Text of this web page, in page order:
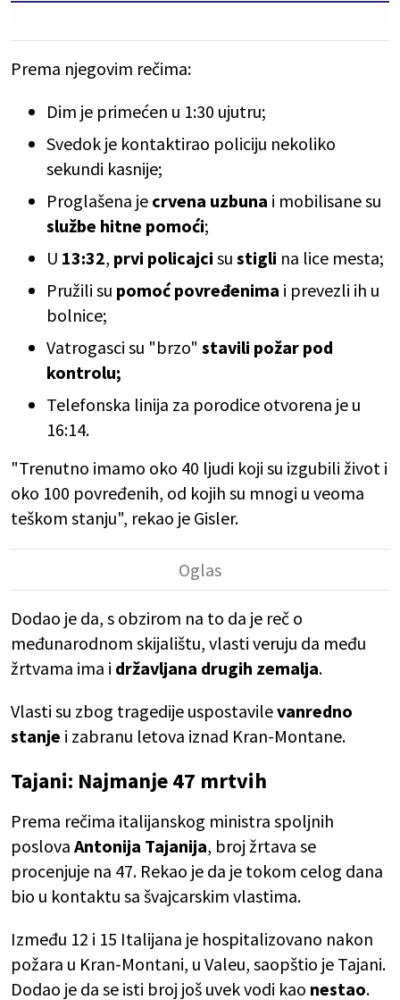
Prema njegovim rečima:
Dim je primećen u 1:30 ujutru;
Svedok je kontaktirao policiju nekoliko
sekundi kasnije;
Proglašena je crvena uzbuna i mobilisane su
službe hitne pomoći;
U 13:32, prvi policajci su stigli na lice mesta;
Pružili su pomoć povređenima i prevezli ih u
bolnice;
Vatrogasci su "brzo" stavili požar pod
kontrolu;
Telefonska linija za porodice otvorena je u
16:14.
"Trenutno imamo oko 40 ljudi koji su izgubili život i
oko 100 povređenih, od kojih su mnogi u veoma
teškom stanju", rekao je Gisler.
Dodao je da, s obzirom na to da je reč o
međunarodnom skijalištu, vlasti veruju da među
žrtvama ima i državljana drugih zemalja.
Vlasti su zbog tragedije uspostavilevanredno
stanje i zabranu letova iznad Kran-Montane.
Tajani: Najmanje 47 mrtvih
Prema rečima italijanskog ministra spoljnih
poslova Antonija Tajanija, broj žrtava se
procenjuje na 47. Rekao je da je tokom celog dana
bio u kontaktu sa švajcarskim vlastima.
Između 12 i 15 Italijana je hospitalizovano nakon
požara u Kran-Montani, u Valeu, saopštio je Tajani.
Dodao je da se isti broj još uvek vodi kao nestao.